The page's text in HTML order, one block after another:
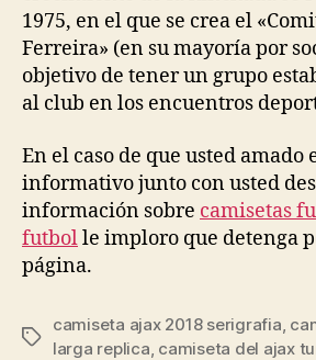
1975, en el que se crea el
Ferreira» (en su mayoría por
objetivo de tener un grupo
al club en los encuentros
En el caso de que usted amado
informativo junto con usted
información sobre camisetas
futbolle imploro que detenga
página.
Etiquetas
camiseta ajax 2018 serigrafia
larga replica camiseta del ajax